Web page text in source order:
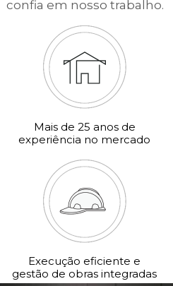
confia em nosso trabalho.
Mais de 25 anos de
experiência no mercado
Execução eficiente e
gestão de obras integradas